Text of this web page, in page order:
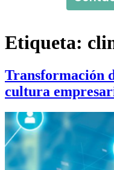
Etiqueta:
Transformación
cultura